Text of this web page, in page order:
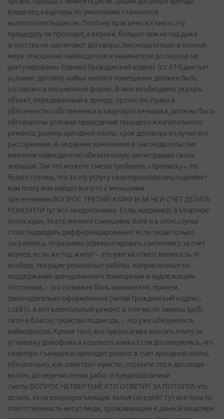
владелец квартиры по умолчанию становится
налогоплательщиком. Поэтому практически никто эту
процедуру не проходит, а вернее, больше чем на год даже
агентства не заключают договоры.Законодательно в полной
мере отношения наймодателя и нанимателя до сих пор не
урегулированы. Однако Гражданский кодекс (ст. 674)диктует
условия: договор найма жилого помещения должен быть
составлен в письменной форме. В нем необходимо указать
объект, передаваемый в аренду, прописать права и
обязанности собственника и квартиросъемщика, должны быть
обговорены условия проведения текущего и капитального
ремонта, размер арендной платы, срок договора и случаи его
расторжения. А недавние изменения в законодательстве
вменили наймодателю обязательную регистрацию своих
жильцов. Так что можете смело требовать «прописку». Но
будьте готовы, что за эту услугу квартировладелец поднимет
вам плату или найдет кого-то с меньшими
претензиями.ВОПРОС ТРЕТИЙ: КОМУ И ЗА ЧЕЙ СЧЕТ ДЕЛАТЬ
РЕМОНТ?И тут все неоднозначно. Если, например, в квартире
потек кран, то его меняют съемщики. Хотя и в этом случае
стоит подходить дифференцированно: если люди только
заселились, то разумно отремонтировать сантехнику за счет
хозяев, если же год живут – это уже их ответственность. И
вообще, текущие ремонтные работы, направленные на
поддержание арендованного помещения в надлежащем
состоянии, – это головная боль нанимателя, причем
законодательно оформленная (читай Гражданский кодекс,
ст.681). А вот капитальный ремонт, в том числе замена труб,
окон и благоустройство подъезда, – это уже обязанность
наймодателя. Кроме того, его прерогатива вносить плату за
установку домофона и кодового замка.Если договорились, что
квартиро-съемщики проводят ремонт в счет арендной платы,
обязательно, как советуют юристы, отразите это в договоре –
вплоть до перечисления работ и предполагаемой
сметы.ВОПРОС ЧЕТВЕРТЫЙ: КТО ОТВЕТИТ ЗА ПОТОП?А что
делать, если квартиросъемщик залил соседей? Тут все просто:
ответственность несут люди, проживающие в данной квартире